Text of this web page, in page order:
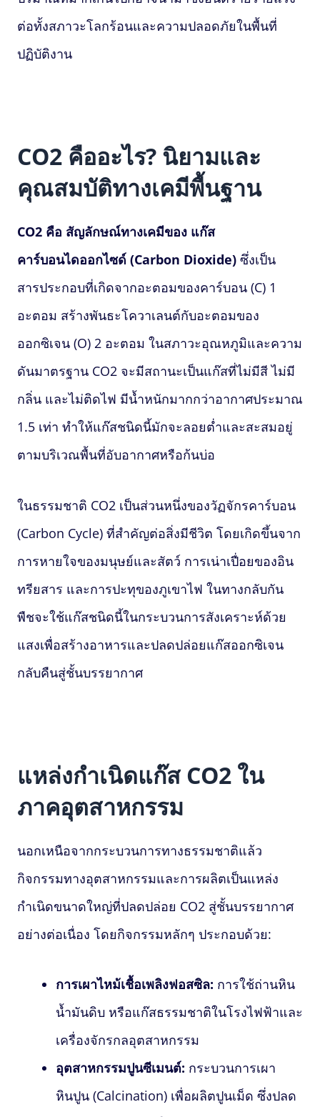
ต่อทั้งสภาวะโลกร้อนและความปลอดภัยในพื้นที่
ปฏิบัติงาน
CO2 คืออะไร? นิยามและ
คุณสมบัติทางเคมีพื้นฐาน
CO2 คือ สัญลักษณ์ทางเคมีของ แก๊ส
คาร์บอนไดออกไซด์ (Carbon Dioxide) ซึ่งเป็น
สารประกอบที่เกิดจากอะตอมของคาร์บอน (C) 1
อะตอม สร้างพันธะโควาเลนต์กับอะตอมของ
ออกซิเจน (O) 2 อะตอม ในสภาวะอุณหภูมิและความ
ดันมาตรฐาน CO2 จะมีสถานะเป็นแก๊สที่ไม่มีสี ไม่มี
กลิ่น และไม่ติดไฟ มีน้ำหนักมากกว่าอากาศประมาณ
1.5 เท่า ทำให้แก๊สชนิดนี้มักจะลอยต่ำและสะสมอยู่
ตามบริเวณพื้นที่อับอากาศหรือก้นบ่อ
ในธรรมชาติ CO2 เป็นส่วนหนึ่งของวัฏจักรคาร์บอน
(Carbon Cycle) ที่สำคัญต่อสิ่งมีชีวิต โดยเกิดขึ้นจาก
การหายใจของมนุษย์และสัตว์ การเน่าเปื่อยของอิน
ทรียสาร และการปะทุของภูเขาไฟ ในทางกลับกัน
พืชจะใช้แก๊สชนิดนี้ในกระบวนการสังเคราะห์ด้วย
แสงเพื่อสร้างอาหารและปลดปล่อยแก๊สออกซิเจน
กลับคืนสู่ชั้นบรรยากาศ
แหล่งกำเนิดแก๊ส CO2 ใน
ภาคอุตสาหกรรม
นอกเหนือจากกระบวนการทางธรรมชาติแล้ว
กิจกรรมทางอุตสาหกรรมและการผลิตเป็นแหล่ง
กำเนิดขนาดใหญ่ที่ปลดปล่อย CO2 สู่ชั้นบรรยากาศ
อย่างต่อเนื่อง โดยกิจกรรมหลักๆ ประกอบด้วย:
การเผาไหม้เชื้อเพลิงฟอสซิล: การใช้ถ่านหิน
น้ำมันดิบ หรือแก๊สธรรมชาติในโรงไฟฟ้าและ
เครื่องจักรกลอุตสาหกรรม
อุตสาหกรรมปูนซีเมนต์: กระบวนการเผา
หินปูน (Calcination) เพื่อผลิตปูนเม็ด ซึ่งปลด